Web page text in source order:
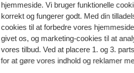
hjemmeside. Vi bruger funktionelle
korrekt og fungerer godt. Med din
cookies til at forbedre vores
givet os, og marketing-cookies til at
vores tilbud. Ved at placere 1. og 3.
for at gøre vores indhold og reklamer